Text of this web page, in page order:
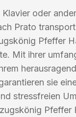
Klavier oder
Prato
Pfeffer
Mit ihrer
sie
stressfreien
Pfeffer